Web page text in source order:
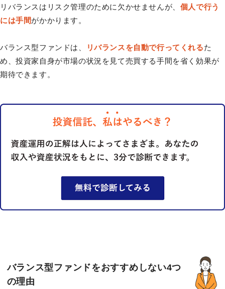
リバランスはリスク管理のために欠かせませんが、 個人で行う
には手間がかかります。
バランス型ファンドは、 リバランスを自動で行ってくれるた
め、投資家自身が市場の状況を見て売買する手間を省く効果が
期待できます。
バランス型ファンドをおすすめしない4つ
の理由